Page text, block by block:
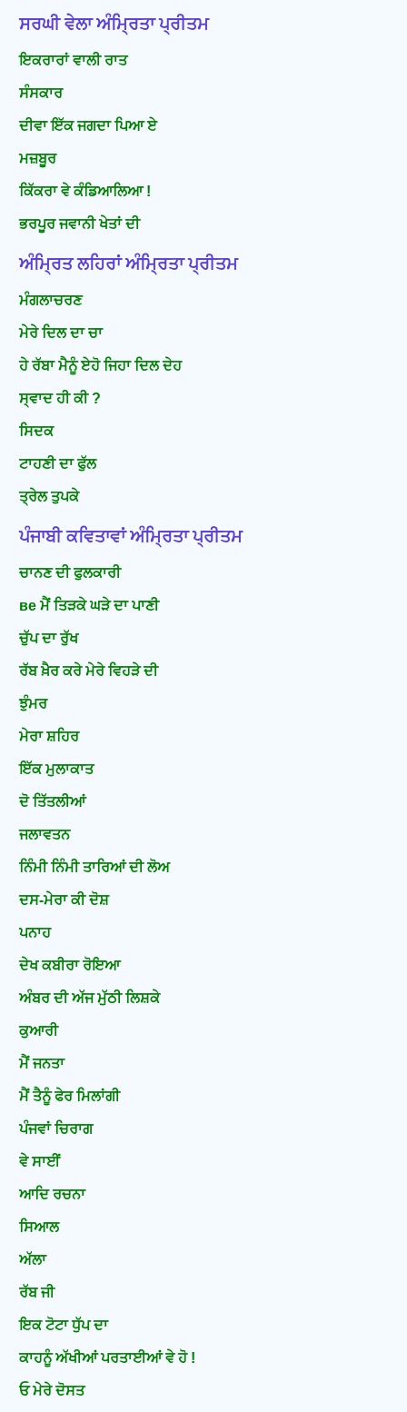
ਸਰਘੀ ਵੇਲਾ ਅੰਮ੍ਰਿਤਾ ਪ੍ਰੀਤਮ
ਇਕਰਾਰਾਂ ਵਾਲੀ ਰਾਤ
ਸੰਸਕਾਰ
ਦੀਵਾ ਇੱਕ ਜਗਦਾ ਪਿਆ ਏ
ਮਜ਼ਬੂਰ
ਕਿੱਕਰਾ ਵੇ ਕੰਡਿਆਲਿਆ !
ਭਰਪੂਰ ਜਵਾਨੀ ਖੇਤਾਂ ਦੀ
ਅੰਮ੍ਰਿਤ ਲਹਿਰਾਂ ਅੰਮ੍ਰਿਤਾ ਪ੍ਰੀਤਮ
ਮੰਗਲਾਚਰਣ
ਮੇਰੇ ਦਿਲ ਦਾ ਚਾ
ਹੇ ਰੱਬਾ ਮੈਨੂੰ ਏਹੋ ਜਿਹਾ ਦਿਲ ਦੇਹ
ਸ੍ਵਾਦ ਹੀ ਕੀ ?
ਸਿਦਕ
ਟਾਹਣੀ ਦਾ ਫੁੱਲ
ਤ੍ਰੇਲ ਤੁਪਕੇ
ਪੰਜਾਬੀ ਕਵਿਤਾਵਾਂ ਅੰਮ੍ਰਿਤਾ ਪ੍ਰੀਤਮ
ਚਾਨਣ ਦੀ ਫੁਲਕਾਰੀ
ве ਮੈਂ ਤਿੜਕੇ ਘੜੇ ਦਾ ਪਾਣੀ
ਚੁੱਪ ਦਾ ਰੁੱਖ
ਰੱਬ ਖ਼ੈਰ ਕਰੇ ਮੇਰੇ ਵਿਹੜੇ ਦੀ
ਝੁੰਮਰ
ਮੇਰਾ ਸ਼ਹਿਰ
ਇੱਕ ਮੁਲਾਕਾਤ
ਦੋ ਤਿੱਤਲੀਆਂ
ਜਲਾਵਤਨ
ਨਿੰਮੀ ਨਿੰਮੀ ਤਾਰਿਆਂ ਦੀ ਲੋਅ
ਦਸ-ਮੇਰਾ ਕੀ ਦੋਸ਼
ਪਨਾਹ
ਦੇਖ ਕਬੀਰਾ ਰੋਇਆ
ਅੰਬਰ ਦੀ ਅੱਜ ਮੁੱਠੀ ਲਿਸ਼ਕੇ
ਕੁਆਰੀ
ਮੈਂ ਜਨਤਾ
ਮੈਂ ਤੈਨੂੰ ਫੇਰ ਮਿਲਾਂਗੀ
ਪੰਜਵਾਂ ਚਿਰਾਗ
ਵੇ ਸਾਈਂ
ਆਦਿ ਰਚਨਾ
ਸਿਆਲ
ਅੱਲਾ
ਰੱਬ ਜੀ
ਇਕ ਟੋਟਾ ਧੁੱਪ ਦਾ
ਕਾਹਨੂੰ ਅੱਖੀਆਂ ਪਰਤਾਈਆਂ ਵੇ ਹੋ !
ਓ ਮੇਰੇ ਦੋਸਤ